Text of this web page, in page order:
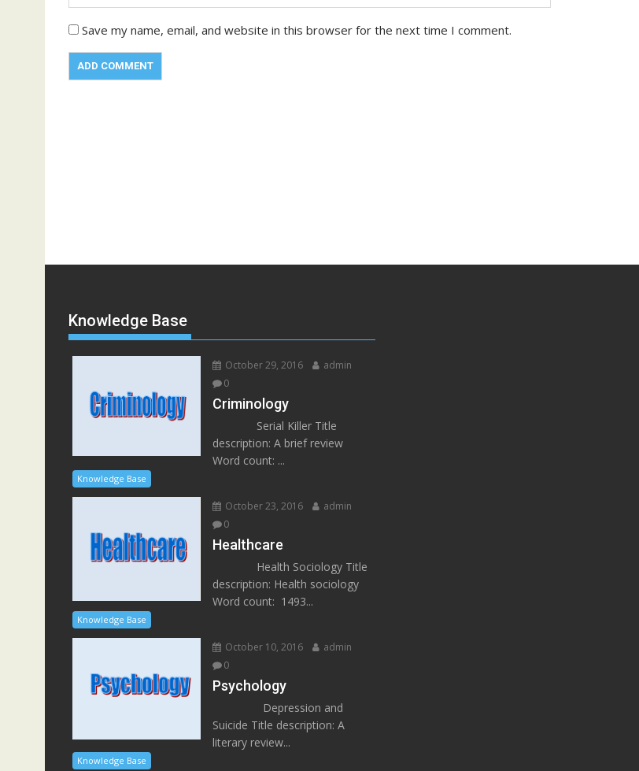
Save my name, email, and website in this browser for the next time I comment.
Knowledge Base
October 29, 2016
admin
0
Criminology
Serial Killer Title
description: A brief review
Word count: ...
Knowledge Base
October 23, 2016
admin
0
Healthcare
Health Sociology Title
description: Health sociology
Word count: 1493...
Knowledge Base
October 10, 2016
admin
0
Psychology
Depression and
Suicide Title description: A
literary review...
Knowledge Base